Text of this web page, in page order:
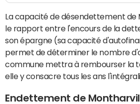
La capacité de désendettement de
le rapport entre l'encours de la
son épargne (sa capacité
permet de déterminer le nombre
commune mettra à rembourser la
elle y consacre tous les ans
Endettement de